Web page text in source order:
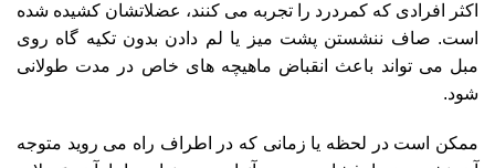
اکثر افرادی که کمردرد را تجربه می کنند، عضلاتشان کشیده شده
است. صاف ننشستن پشت میز یا لم دادن بدون تکیه گاه روی
مبل می تواند باعث انقباض ماهیچه های خاص در مدت طولانی
شود.
ممکن است در لحظه یا زمانی که در اطراف راه می روید متوجه